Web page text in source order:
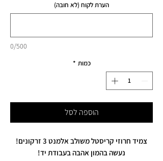
הערת לקוח (לא חובה)
0/500
כמות *
הוספה לסל
צמיד חרוזי קריסטל משולב אלמנט 3 זרקונים!
נעשה בהמון אהבה בעבודת יד!